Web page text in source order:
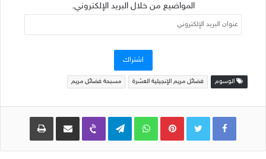
المواضيع من خلال البريد الإلكتروني.
عنوان
البريد
اشتراك
الوسوم فضائل مريم الإنجيلية العشرة مسبحة فضائل مريم
Pinterest
WhatsApp
Telegram
Viber مشاركة عبر البريد طباعة